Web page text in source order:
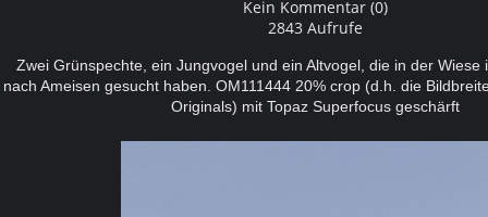
Kein Kommentar (0)
2843 Aufrufe
Zwei Grünspechte, ein Jungvogel und ein Altvogel, die in der Wiese
nach Ameisen gesucht haben. OM111444 20% crop (d.h. die
Originals) mit Topaz Superfocus geschärft